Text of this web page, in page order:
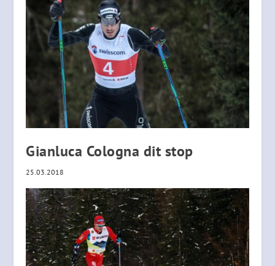
Gianluca Cologna dit stop
25.03.2018